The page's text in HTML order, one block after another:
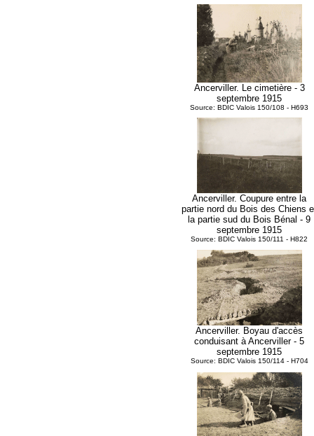
Ancerviller. Le cimetière - 3
septembre 1915
Source: BDIC Valois 150/108 - H693
Ancerviller. Coupure entre la
partie nord du Bois des Chiens
la partie sud du Bois Bénal - 9
septembre 1915
Source: BDIC Valois 150/111 - H822
Ancerviller. Boyau d'accès
conduisant à Ancerviller - 5
septembre 1915
Source: BDIC Valois 150/114 - H704